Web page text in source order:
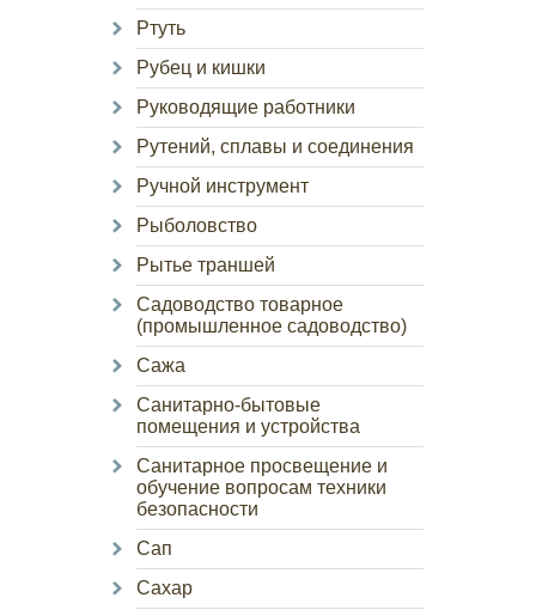
Ртуть
Рубец и кишки
Руководящие работники
Рутений, сплавы и соединения
Ручной инструмент
Рыболовство
Рытье траншей
Садоводство товарное
(промышленное садоводство)
Сажа
Санитарно-бытовые
помещения и устройства
Санитарное просвещение и
обучение вопросам техники
безопасности
Сап
Сахар